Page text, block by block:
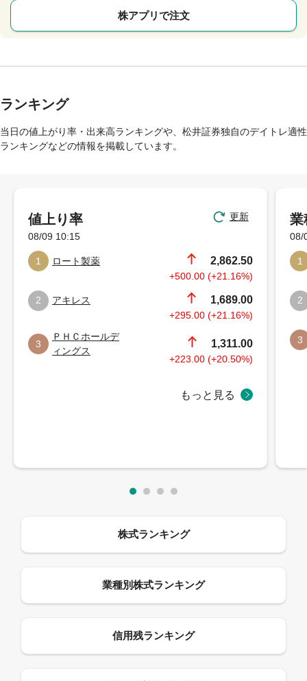
株アプリで注文
ランキング
当日の値上がり率・出来高ランキングや、松井証券独自のデイトレ適性
ランキングなどの情報を掲載しています。